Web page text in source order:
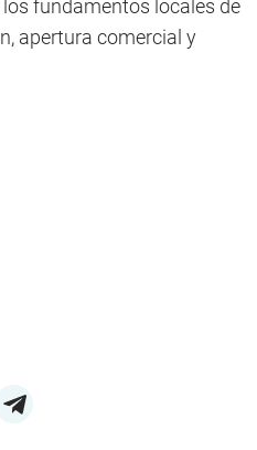
fundamentos locales de
apertura comercial y